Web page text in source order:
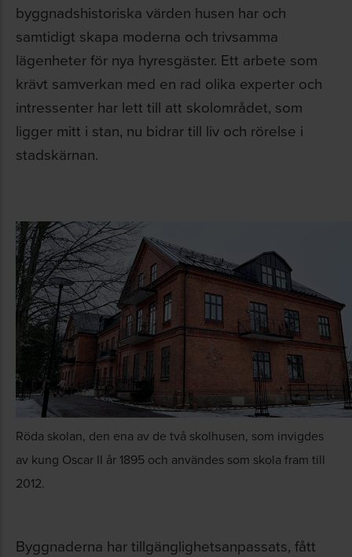
byggnadshistoriska värden husen har och
samtidigt skapa moderna och trivsamma
lägenheter för nya hyresgäster. Ett arbete som
krävt samverkan med en rad olika experter och
intressenter har lett till att skolområdet, som
ligger mitt i stan, nu bidrar till liv och rörelse i
stadskärnan.
Röda skolan, den ena av de två skolhusen, som invigdes
av kung Oscar II år 1895 och användes som skola fram till
2012.
Byggnaderna har tillgänglighetsanpassats, fått